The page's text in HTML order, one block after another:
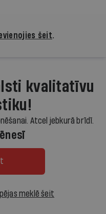
šeit.
kvalitatīvu
Atcel jebkurā brīdī.
meklē šeit